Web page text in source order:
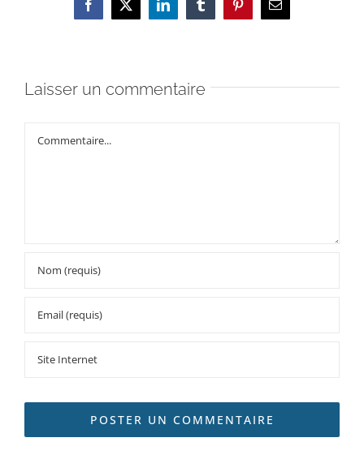
Facebook
X LinkedInTumblrPinterestEmail
Laisser un commentaire
Commentaire